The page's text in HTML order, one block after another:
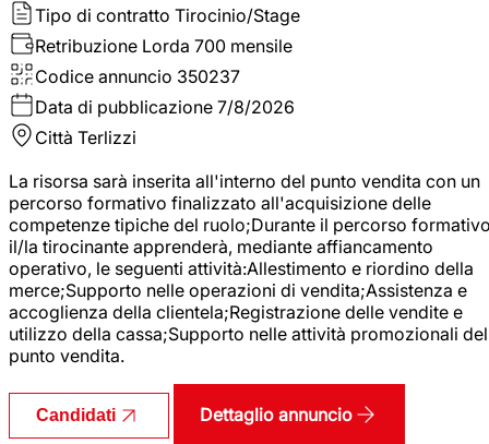
Tipo di contratto Tirocinio/Stage
Retribuzione Lorda 700 mensile
Codice annuncio 350237
Data di pubblicazione 7/8/2026
Città Terlizzi
La risorsa sarà inserita all'interno del punto vendita con un
percorso formativo finalizzato all'acquisizione delle
competenze tipiche del ruolo;Durante il percorso
il/la tirocinante apprenderà, mediante affiancamento
operativo, le seguenti attività:Allestimento e riordino della
merce;Supporto nelle operazioni di vendita;Assistenza e
accoglienza della clientela;Registrazione delle vendite e
utilizzo della cassa;Supporto nelle attività promozionali del
punto vendita.
Candidati Dettaglio annuncio